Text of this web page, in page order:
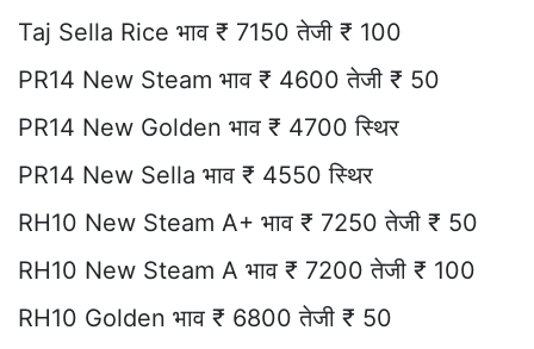
Taj Sella Rice भाव ₹ 7150 तेजी ₹ 100
PR14 New Steam भाव ₹ 4600 तेजी ₹ 50
PR14 New Golden भाव ₹ 4700 स्थिर
PR14 New Sella भाव ₹ 4550 स्थिर
RH10 New Steam A+ भाव ₹ 7250 तेजी ₹ 50
RH10 New Steam A भाव ₹ 7200 तेजी ₹ 100
RH10 Golden भाव ₹ 6800 तेजी ₹ 50